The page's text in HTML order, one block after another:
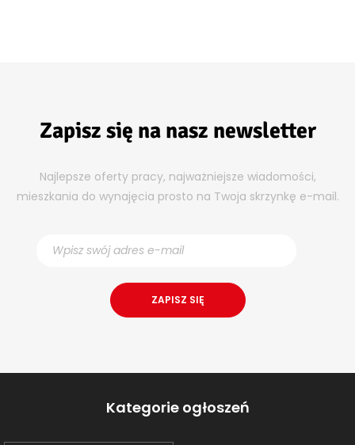
Zapisz się na nasz newsletter
Najlepsze oferty pracy, najważniejsze wiadomości,
mieszkania do wynajęcia prosto na Twoja skrzynkę e-mail.
Kategorie ogłoszeń